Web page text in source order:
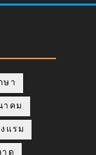
ษา
าคม
แรม
าด